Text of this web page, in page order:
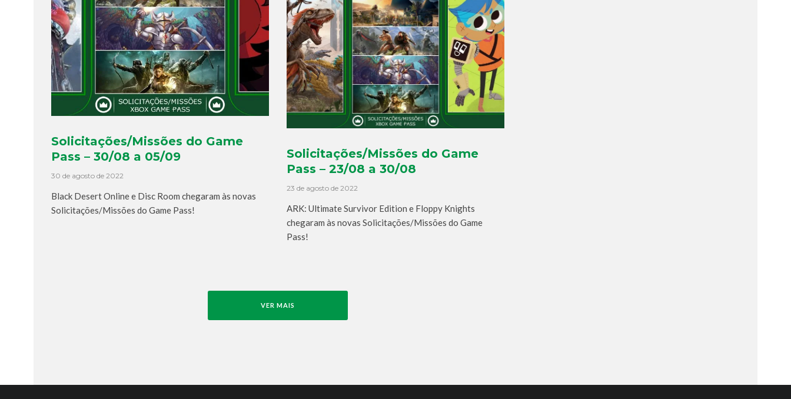
Solicitações/Missões do Game
Pass – 30/08 a 05/09
30 de agosto de 2022
Black Desert Online e Disc Room chegaram às novas
Solicitações/Missões do Game Pass!
Solicitações/Missões do Game
Pass – 23/08 a 30/08
23 de agosto de 2022
ARK: Ultimate Survivor Edition e Floppy Knights
chegaram às novas Solicitações/Missões do Game
Pass!
VER MAIS